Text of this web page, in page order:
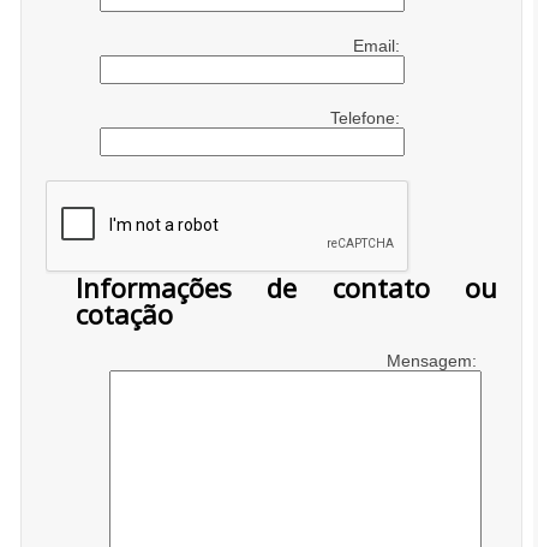
Email:
Telefone:
Informações de contato ou
cotação
Mensagem: